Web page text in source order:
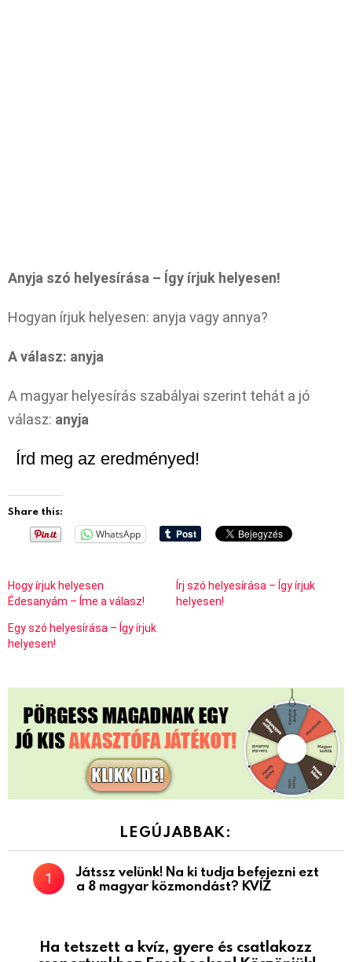
Anyja szó helyesírása – Így írjuk helyesen!
Hogyan írjuk helyesen: anyja vagy annya?
A válasz: anyja
A magyar helyesírás szabályai szerint tehát a jó
válasz: anyja
Írd meg az eredményed!
Share this:
WhatsApp
Hogy írjuk helyesen
Édesanyám – Íme a válasz!
Írj szó helyesírása – Így írjuk
helyesen!
Egy szó helyesírása – Így írjuk
helyesen!
LEGÚJABBAK:
Játssz velünk! Na ki tudja befejezni ezt
a 8 magyar közmondást? KVÍZ
Ha tetszett a kvíz, gyere és csatlakozz